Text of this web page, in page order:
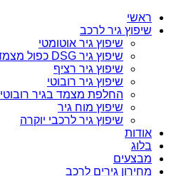
ראשי
שיפוץ גיר לרכב
שיפוץ גיר אוטומטי
שיפוץ גיר DSG כפול מצמדים
שיפוץ גיר רציף
שיפוץ גיר רובוטי
החלפת מצמד בגיר רובוטי
שיפוץ מוח גיר
שיפוץ גיר לרכבי יוקרה
אודות
בלוג
מבצעים
מחירון גירים לרכב